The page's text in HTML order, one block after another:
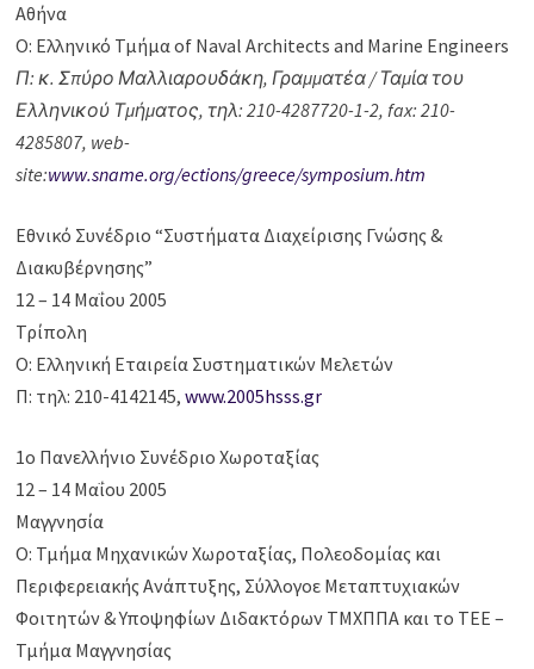
Αθήνα
Ο: Ελληνικό Τμήμα of Naval Architects and Marine Engineers
Π: κ. Σπύρο Μαλλιαρουδάκη, Γραμματέα / Ταμία του
Ελληνικού Τμήματος, τηλ: 210-4287720-1-2, fax: 210-
4285807, web-
site:www.sname.org/ections/greece/symposium.htm
Εθνικό Συνέδριο “Συστήματα Διαχείρισης Γνώσης &
Διακυβέρνησης”
12 – 14 Μαΐου 2005
Τρίπολη
Ο: Ελληνική Εταιρεία Συστηματικών Μελετών
Π: τηλ: 210-4142145,www.2005hsss.gr
1ο Πανελλήνιο Συνέδριο Χωροταξίας
12 – 14 Μαΐου 2005
Μαγγνησία
Ο: Τμήμα Μηχανικών Χωροταξίας, Πολεοδομίας και
Περιφερειακής Ανάπτυξης, Σύλλογοε Μεταπτυχιακών
Φοιτητών & Υποψηφίων Διδακτόρων ΤΜΧΠΠΑ και το ΤΕΕ –
Τμήμα Μαγγνησίας